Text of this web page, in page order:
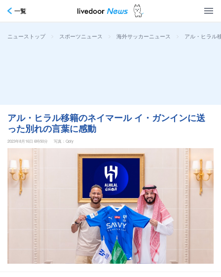
一覧
ニューストップ > スポーツニュース > 海外サッカーニュース > アル・ヒラル
アル・ヒラル移籍のネイマール イ・ガンインに送
った別れの言葉に感動
2023年8月16日 6時50分 写真：Qoly